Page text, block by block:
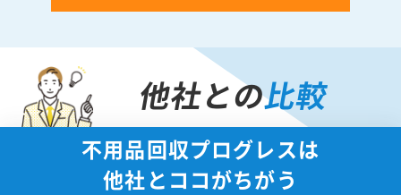
他社との比較
不用品回収プログレスは
他社とココがちがう